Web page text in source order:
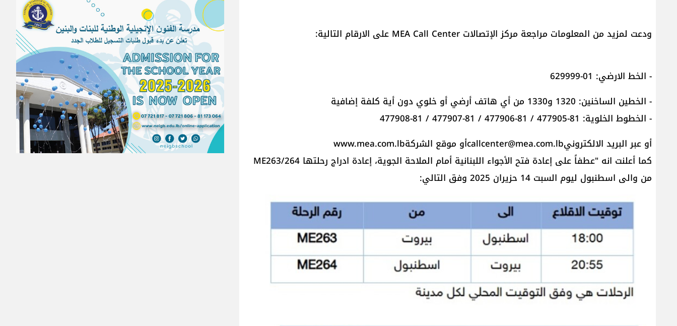
ودعت لمزيد من المعلومات مراجعة مركز الإتصالات MEA Call Center على الارقام التالية:
- الخط الارضي: 01-629999
- الخطين الساخنين: 1320 و1330 من أي هاتف أرضي أو خلوي دون أية كلفة إضافية
- الخطوط الخلوية: 81-477905 / 81-477906 / 81-477907 / 81-477908
أو عبر البريد الالكترونيcallcenter@mea.com.lbأو موقع الشركةwww.mea.com.lb
من والى اسطنبول ليوم السبت 14 حزيران 2025 وفق التالي: